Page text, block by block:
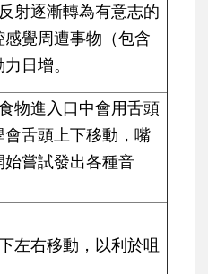
射逐漸轉為有意志的
覺周遭事物（包含
日增。
物進入口中會用舌頭
舌頭上下移動，嘴
嘗試發出各種音
左右移動，以利於咀